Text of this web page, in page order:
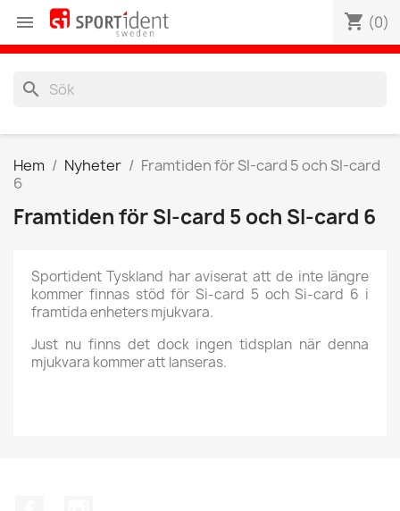
 shopping_cart (0)
search
Hem Nyheter
Framtiden för SI-card 5 och SI-card
6
Framtiden för SI-card 5 och SI-card 6
Sportident Tyskland har aviserat att de inte längre
kommer finnas stöd för Si-card 5 och Si-card 6 i
framtida enheters mjukvara.
Just nu finns det dock ingen tidsplan när denna
mjukvara kommer att lanseras.